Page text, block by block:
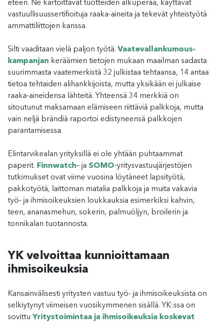
eteen. Ne kartoittavat tuotteiden alkuperää, käyttävät
vastuullisuussertifioituja raaka-aineita ja tekevät yhteistyötä
ammattiliittojen kanssa.
Silti vaaditaan vielä paljon työtä. Vaatevallankumous-
kampanjan keräämien tietojen mukaan maailman sadasta
suurimmasta vaatemerkistä 32 julkistaa tehtaansa, 14 antaa
tietoa tehtaiden alihankkijoista, mutta yksikään ei julkaise
raaka-aineidensa lähteitä. Yhteensä 34 merkkiä on
sitoutunut maksamaan elämiseen riittäviä palkkoja, mutta
vain neljä brändiä raportoi edistyneensä palkkojen
parantamisessa.
Elintarvikealan yrityksillä ei ole yhtään puhtaammat
paperit. Finnwatch– ja SOMO-yritysvastuujärjestöjen
tutkimukset ovat viime vuosina löytäneet lapsityötä,
pakkotyötä, laittoman matalia palkkoja ja muita vakavia
työ- ja ihmisoikeuksien loukkauksia esimerkiksi kahvin,
teen, ananasmehun, sokerin, palmuöljyn, broilerin ja
tonnikalan tuotannosta.
YK velvoittaa kunnioittamaan
ihmisoikeuksia
Kansainvälisesti yritysten vastuu työ- ja ihmisoikeuksista on
selkiytynyt viimeisen vuosikymmenen sisällä. YK:ssa on
sovittu Yritystoimintaa ja ihmisoikeuksia koskevat